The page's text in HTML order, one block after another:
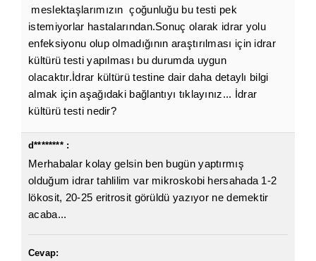
meslektaşlarımızın çoğunluğu bu testi pek
istemiyorlar hastalarından.Sonuç olarak idrar yolu
enfeksiyonu olup olmadığının araştırılması için idrar
kültürü testi yapılması bu durumda uygun
olacaktır.İdrar kültürü testine dair daha detaylı bilgi
almak için aşağıdaki bağlantıyı tıklayınız... İdrar
kültürü testi nedir?
d******** :
Merhabalar kolay gelsin ben bugün yaptırmış
olduğum idrar tahlilim var mikroskobi hersahada 1-2
lökosit, 20-25 eritrosit görüldü yazıyor ne demektir
acaba...
Cevap: